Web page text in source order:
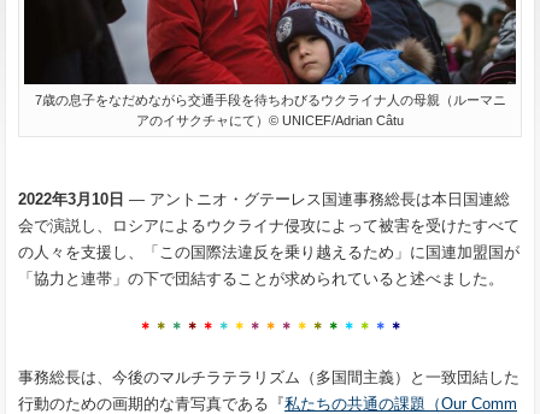
7歳の息子をなだめながら交通手段を待ちわびるウクライナ人の母親（ルーマニ
アのイサクチャにて）© UNICEF/Adrian Câtu
2022年3月10日 ― アントニオ・グテーレス国連事務総長は本日国連総
会で演説し、ロシアによるウクライナ侵攻によって被害を受けたすべて
の人々を支援し、「この国際法違反を乗り越えるため」に国連加盟国が
「協力と連帯」の下で団結することが求められていると述べました。
＊ ＊ ＊ ＊ ＊ ＊ ＊ ＊ ＊ ＊ ＊ ＊ ＊ ＊ ＊ ＊ ＊
事務総長は、今後のマルチラテラリズム（多国間主義）と一致団結した
行動のための画期的な青写真である『私たちの共通の課題（Our Comm